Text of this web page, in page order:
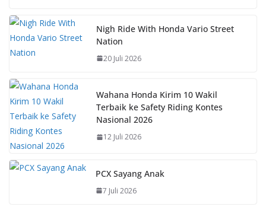
e
b
k
s
A
p
e
st
y
Li
k
Nigh Ride With Honda Vario Street
Nation
20 Juli 2026
Wahana Honda Kirim 10 Wakil
Terbaik ke Safety Riding Kontes
Nasional 2026
12 Juli 2026
PCX Sayang Anak
7 Juli 2026